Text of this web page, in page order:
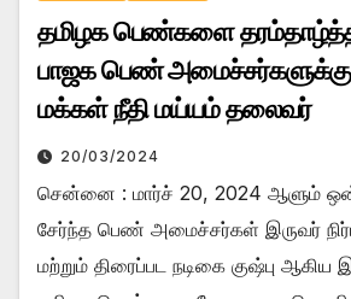
தமிழக பெண்களை
பாஜக பெண்
மக்கள் நீதி மய்யம் தலைவர்
20/03/2024
சென்னை : மார்ச் 20, 2024 ஆளும்
சேர்ந்த பெண் அமைச்சர்கள் இருவர்
மற்றும் திரைப்பட நடிகை குஷ்பு ஆகிய